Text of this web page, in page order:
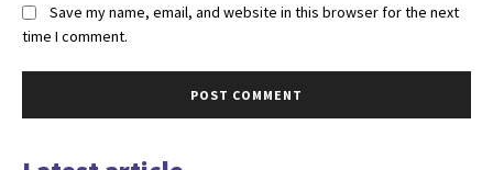
Save my name, email, and website in this browser for the next
time I comment.